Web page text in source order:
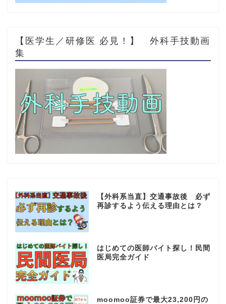
【医学生／研修医 必見！】 外科手技動画
集
【外科系当直】交通事故後 必ず
再診するよう伝える理由とは？
はじめての医師バイト探し！民間
医局完全ガイド
moomoo証券で最大23,200円の